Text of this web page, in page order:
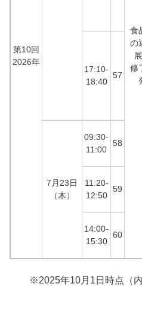
第10回
2026年
食
の
修
17:10-
18:40
57
7月23日
（木）
09:30-
11:00
58
11:20-
12:50
59
14:00-
15:30
60
※2025年10月1日時点（